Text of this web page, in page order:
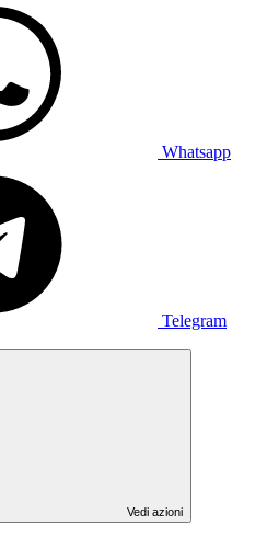
Whatsapp
Telegram
Vedi azioni